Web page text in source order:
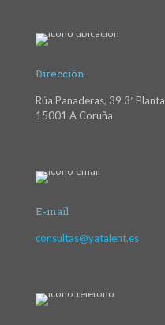
Dirección
Rúa Panaderas, 39 3ª Planta
15001 A Coruña
E-mail
consultas@yatalent.es